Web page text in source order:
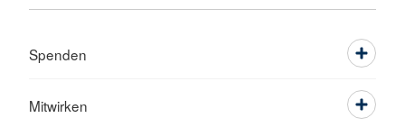
Spenden
Mitwirken